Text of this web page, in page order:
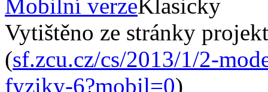
Mobilní verzeKlasicky
Vytištěno ze stránky
(sf.zcu.cz/cs/2013/1/2-
fyziky-6?mobil=0)